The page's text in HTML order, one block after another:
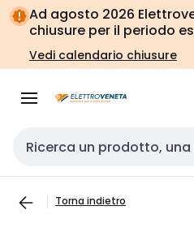
Vai alla
navigazione
Vai
alla
pagina
Ad agosto 2026
chiusure per il periodo
Vedi calendario chiusure
Cerca input
Torna indietro